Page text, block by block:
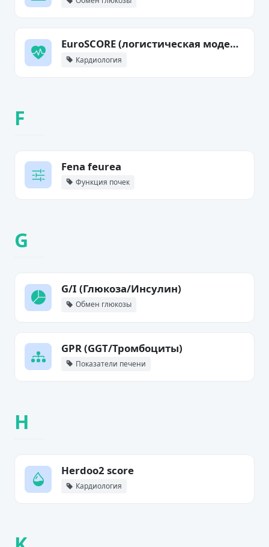
EuroSCORE (логистическая модель)
Кардиология
F
Fena feurea
Функция почек
G
G/I (Глюкоза/Инсулин)
Обмен глюкозы
GPR (GGT/Тромбоциты)
Показатели печени
H
Herdoo2 score
Кардиология